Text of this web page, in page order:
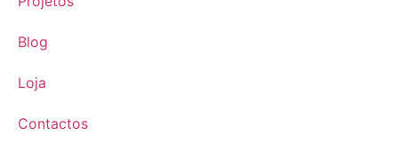
Blog
Loja
Contactos